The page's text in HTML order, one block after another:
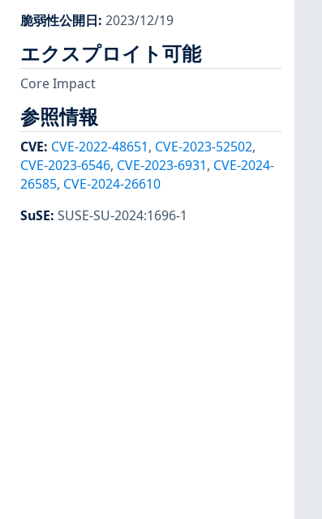
脆弱性公開日: 2023/12/19
エクスプロイト可能
Core Impact
参照情報
CVE: CVE-2022-48651, CVE-2023-52502,
CVE-2023-6546, CVE-2023-6931, CVE-2024-
26585, CVE-2024-26610
SuSE: SUSE-SU-2024:1696-1